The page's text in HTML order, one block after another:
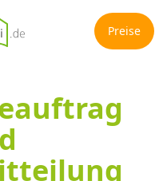
Preise